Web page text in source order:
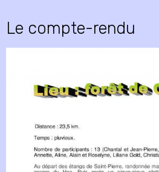
Le compte-rendu